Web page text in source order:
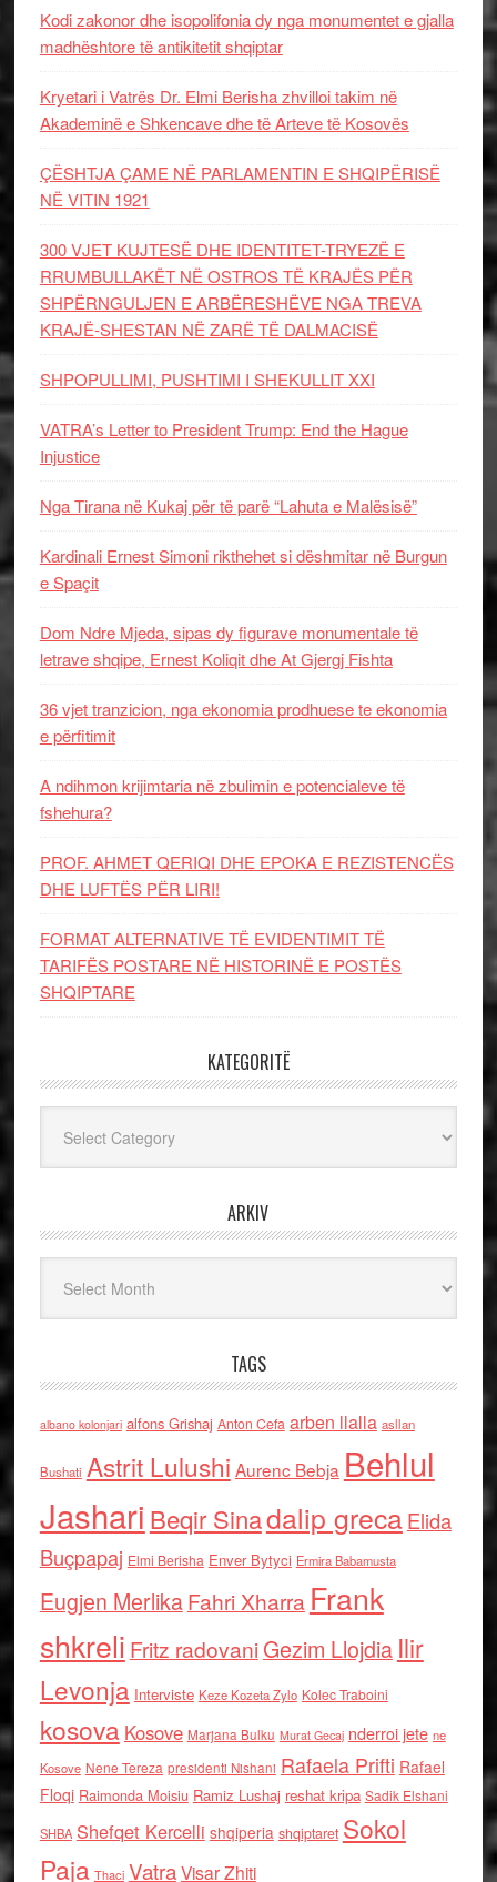
Kodi zakonor dhe isopolifonia dy nga monumentet e gjalla
madhështore të antikitetit shqiptar
Kryetari i Vatrës Dr. Elmi Berisha zhvilloi takim në
Akademinë e Shkencave dhe të Arteve të Kosovës
ÇËSHTJA ÇAME NË PARLAMENTIN E SHQIPËRISË
NË VITIN 1921
300 VJET KUJTESË DHE IDENTITET-TRYEZË E
RRUMBULLAKËT NË OSTROS TË KRAJËS PËR
SHPËRNGULJEN E ARBËRESHËVE NGA TREVA
KRAJË-SHESTAN NË ZARË TË DALMACISË
SHPOPULLIMI, PUSHTIMI I SHEKULLIT XXI
VATRA’s Letter to President Trump: End the Hague
Injustice
Nga Tirana në Kukaj për të parë “Lahuta e Malësisë”
Kardinali Ernest Simoni rikthehet si dëshmitar në Burgun
e Spaçit
Dom Ndre Mjeda, sipas dy figurave monumentale të
letrave shqipe, Ernest Koliqit dhe At Gjergj Fishta
36 vjet tranzicion, nga ekonomia prodhuese te ekonomia
e përfitimit
A ndihmon krijimtaria në zbulimin e potencialeve të
fshehura?
PROF. AHMET QERIQI DHE EPOKA E REZISTENCЁS
DHE LUFTЁS PЁR LIRI!
FORMAT ALTERNATIVE TË EVIDENTIMIT TË
TARIFËS POSTARE NË HISTORINË E POSTËS
SHQIPTARE
KATEGORITË
ARKIV
TAGS
albano kolonjari alfons Grishaj Anton Cefa arben llalla asllan
Bushati Astrit Lulushi Aurenc Bebja Behlul
Jashari Beqir Sinadalip grecaElida
Buçpapaj Elmi Berisha Enver Bytyci Ermira Babamusta
Eugjen MerlikaFahri Xharra Frank
shkreli Fritz radovaniGezim Llojdia Ilir
Levonja Interviste Keze Kozeta Zylo Kolec Traboini
kosova Kosove Marjana Bulku Murat Gecaj nderroi jete ne
Kosove Nene Tereza presidenti Nishani Rafaela Prifti Rafael
Floqi Raimonda Moisiu Ramiz Lushaj reshat kripa Sadik Elshani
SHBA Shefqet Kercelli shqiperia shqiptaret Sokol
Paja Thaci VatraVisar Zhiti